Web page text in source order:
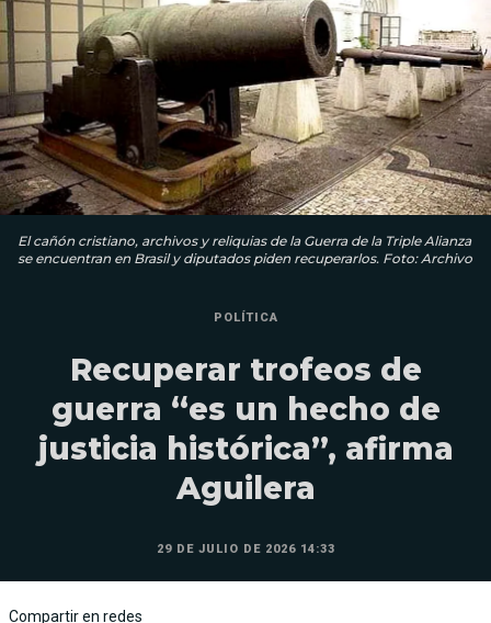
El cañón cristiano, archivos y reliquias de la Guerra de la Triple Alianza
se encuentran en Brasil y diputados piden recuperarlos. Foto: Archivo
POLÍTICA
Recuperar trofeos de
guerra “es un hecho de
justicia histórica”, afirma
Aguilera
29 DE JULIO DE 2026 14:33
Compartir en redes